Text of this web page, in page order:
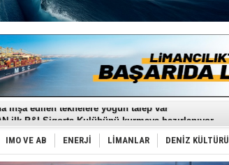
Avrupa'nın tekne fuarlarına çıkarma yapacak
ilk P&I Sigorta Kulübünü kurmaya hazırlanıyor
- Eker Olympos Regatta'da ilk start!
ve Çanakkale: 6 ayda 40.000 gemi
‘Mavi Vatan’ ziyaretçi kayıtları başladı!
IMO VE AB ENERJİ LİMANLAR DENİZ KÜLTÜRÜ